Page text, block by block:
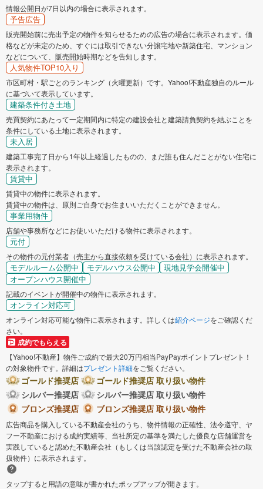
情報公開日が7日以内の場合に表示されます。
予告広告
販売開始前に売出予定の物件を知らせるための広告の場合に表示されます。価
格などが未定のため、すぐには取引できない分譲宅地や新築住宅、マンション
などについて、販売開始時期などを告知します。
人気物件TOP10入り
市区町村・駅ごとのランキング（火曜更新）です。Yahoo!不動産独自のルール
に基づいて表示しています。
建築条件付き土地
売買契約にあたって一定期間内に特定の建設会社と建築請負契約を結ぶことを
条件にしている土地に表示されます。
未入居
建築工事完了日から1年以上経過したものの、まだ誰も住んだことがない住宅に
表示されます。
賃貸中
賃貸中の物件に表示されます。
賃貸中の物件は、原則ご自身でお住まいいただくことができません。
事業用物件
店舗や事務所などにお使いいただける物件に表示されます。
元付
その物件の元付業者（売主から直接依頼を受けている会社）に表示されます。
モデルルーム公開中 モデルハウス公開中
現地見学会開催中
オープンハウス開催中
記載のイベントが開催中の物件に表示されます。
オンライン対応可
オンライン対応可能な物件に表示されます。詳しくは紹介ページをご確認くだ
さい。
成約でもらえる
【Yahoo!不動産】物件ご成約で最大20万円相当PayPayポイントプレゼント！
の対象物件です。詳細はプレゼント詳細をご覧ください。
ゴールド推奨店
ゴールド推奨店 取り扱い物件
シルバー推奨店
シルバー推奨店 取り扱い物件
ブロンズ推奨店
ブロンズ推奨店 取り扱い物件
広告商品を購入している不動産会社のうち、物件情報の正確性、法令遵守、ヤ
フー不動産における成約実績等、当社所定の基準を満たした優良な店舗運営を
実践していると認めた不動産会社（もしくは当該認定を受けた不動産会社の取
扱物件）に表示されます。
タップすると用語の意味が書かれたポップアップが開きます。